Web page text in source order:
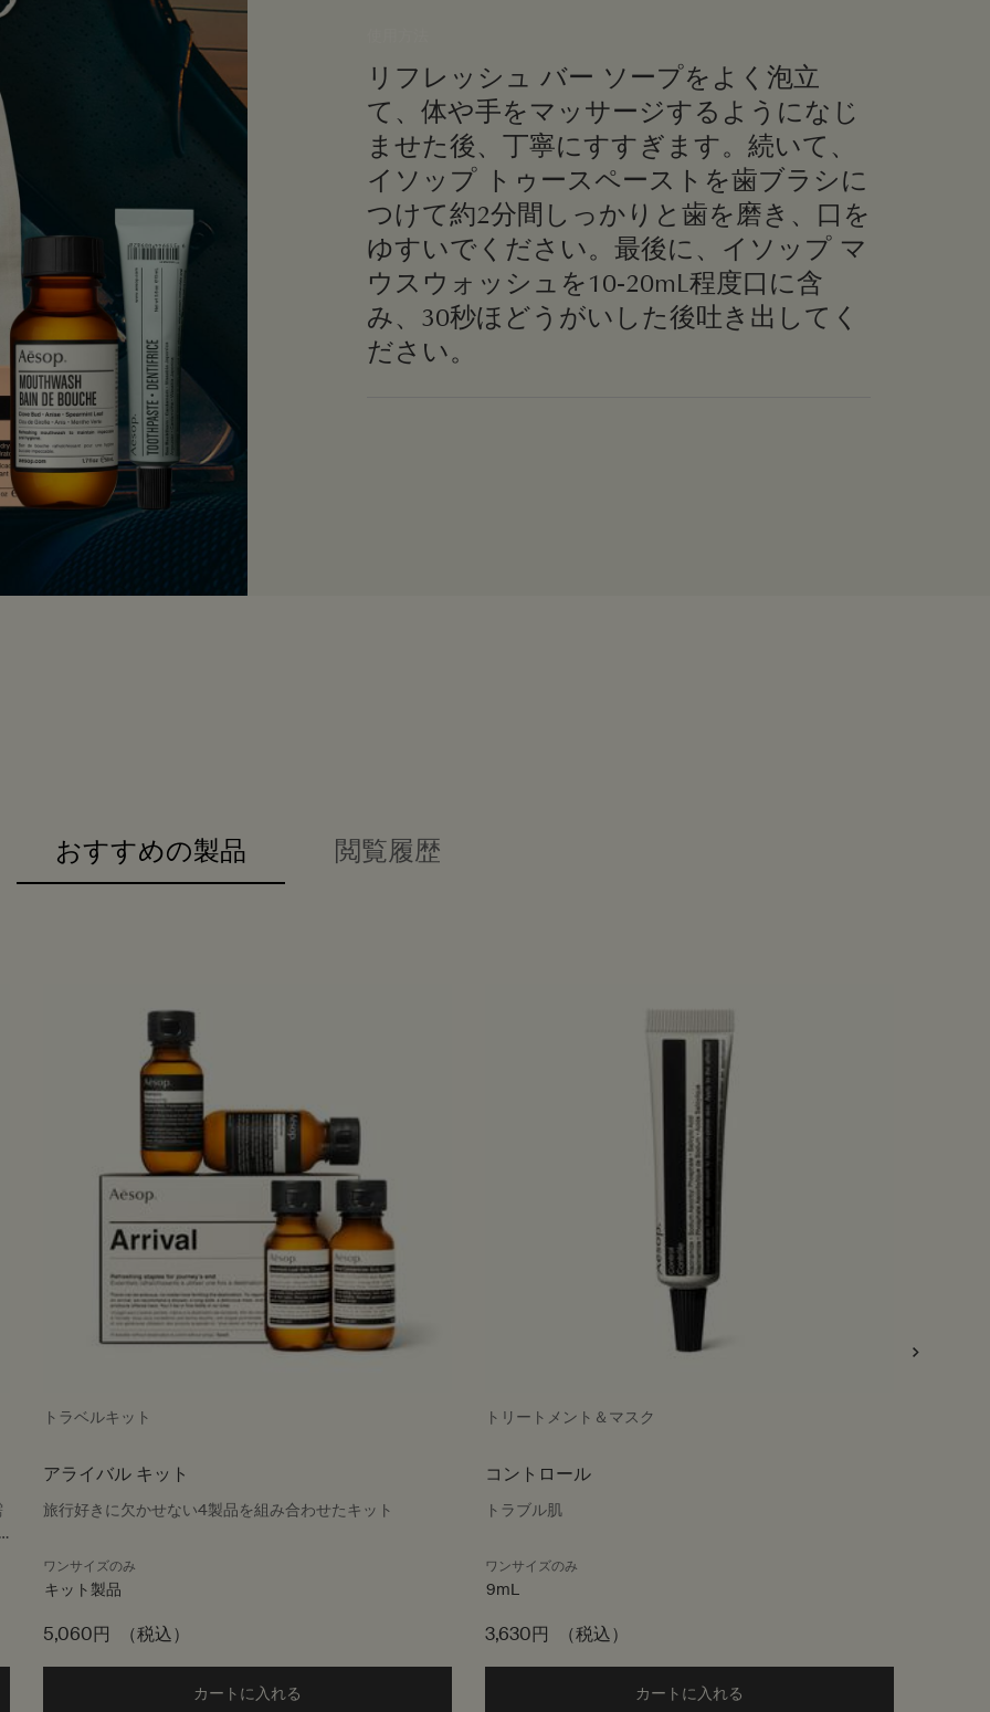
リフレッシュ バー ソープをよく泡立
て、体や手をマッサージするようになじ
ませた後、丁寧にすすぎます。続いて、
イソップ トゥースペーストを歯ブラシに
つけて約2分間しっかりと歯を磨き、口を
ゆすいでください。最後に、イソップ マ
ウスウォッシュを10-20mL程度口に含
み、30秒ほどうがいした後吐き出してく
ださい。
おすすめの製品 閲覧履歴
トラベルキット
アライバル キット
旅行好きに欠かせない4製品を組み合わせたキット
ワンサイズのみ
キット製品
5,060円 （税込）
カートに入れる
トリートメント＆マスク
コントロール
トラブル肌
ワンサイズのみ
9mL
3,630円 （税込）
カートに入れる